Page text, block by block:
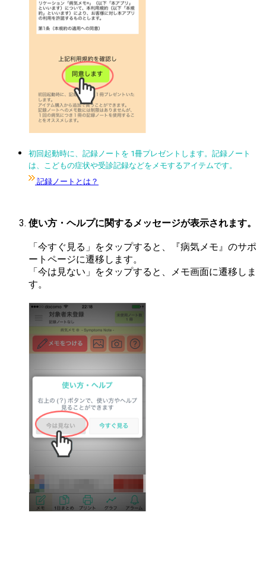
初回起動時に、記録ノートを 1冊プレゼントします。記録ノート
は、こどもの症状や受診記録などをメモするアイテムです。
記録ノートとは？
使い方・ヘルプに関するメッセージが表示されます。
「今すぐ見る」をタップすると、『病気メモ』のサポ
ートページに遷移します。
「今は見ない」をタップすると、メモ画面に遷移しま
す。